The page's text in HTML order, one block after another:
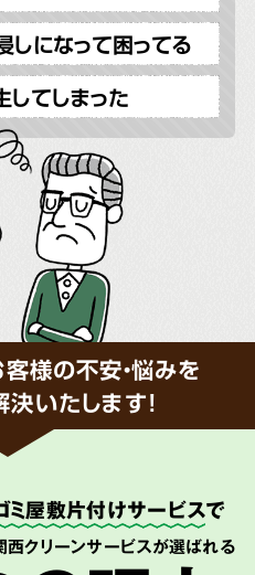
しになって困ってる
してしまった
様の不安・悩みを
決いたします!
ミ屋敷片付けサービスで
西クリーンサービスが選ばれる